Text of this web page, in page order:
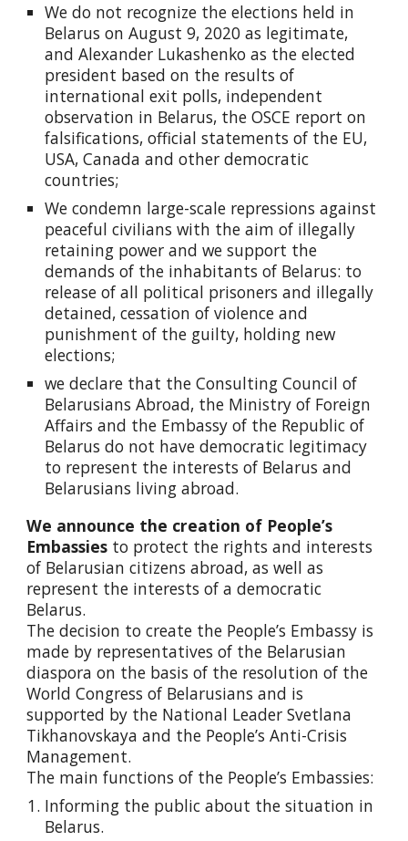
We do not recognize the elections held in
Belarus on August 9, 2020 as legitimate,
and Alexander Lukashenko as the elected
president based on the results of
international exit polls, independent
observation in Belarus, the OSCE report on
falsifications, official statements of the EU,
USA, Canada and other democratic
countries;
We condemn large-scale repressions against
peaceful civilians with the aim of illegally
retaining power and we support the
demands of the inhabitants of Belarus: to
release of all political prisoners and illegally
detained, cessation of violence and
punishment of the guilty, holding new
elections;
we declare that the Consulting Council of
Belarusians Abroad, the Ministry of Foreign
Affairs and the Embassy of the Republic of
Belarus do not have democratic legitimacy
to represent the interests of Belarus and
Belarusians living abroad.
We announce the creation of People’s
Embassies to protect the rights and interests
of Belarusian citizens abroad, as well as
represent the interests of a democratic
Belarus.
The decision to create the People’s Embassy is
made by representatives of the Belarusian
diaspora on the basis of the resolution of the
World Congress of Belarusians and is
supported by the National Leader Svetlana
Tikhanovskaya and the People’s Anti-Crisis
Management.
The main functions of the People’s Embassies:
Informing the public about the situation in
Belarus.